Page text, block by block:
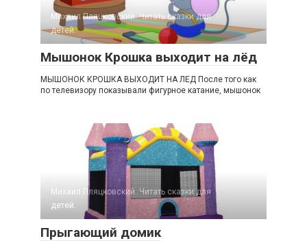
Михаил Пляцковский. Читать сказки для
детей.
Мышонок Крошка выходит на лёд
МЫШОНОК КРОШКА ВЫХОДИТ НА ЛЕД После того как
по телевизору показывали фигурное катание, мышонок
Михаил Пляцковский. Читать сказки для
детей.
Прыгающий домик